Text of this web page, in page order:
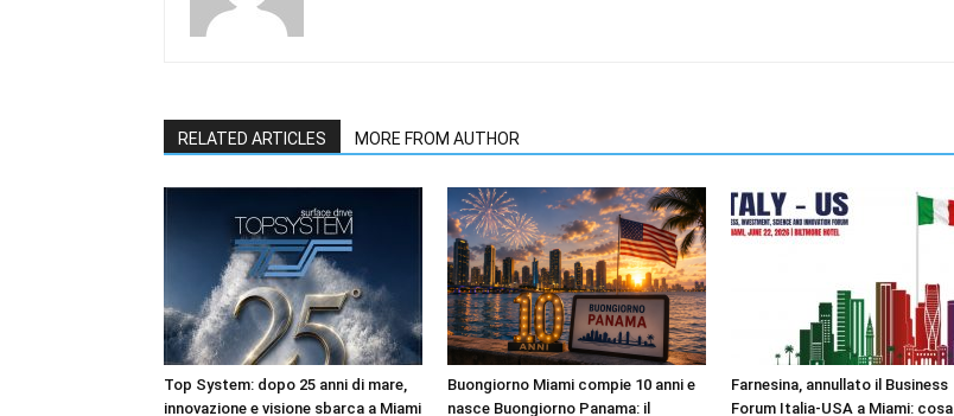
RELATED ARTICLES MORE FROM AUTHOR
Top System: dopo 25 anni di mare,
innovazione e visione sbarca a Miami
Buongiorno Miami compie 10 anni e
nasce Buongiorno Panama: il
Farnesina, annullato il Business
Forum Italia-USA a Miami: cosa